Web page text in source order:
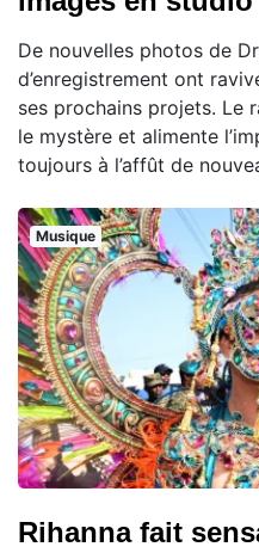
De nouvelles photos de
d’enregistrement ont
ses prochains projets. Le
le mystère et alimente
toujours à l’affût de
Musique
Rihanna fait